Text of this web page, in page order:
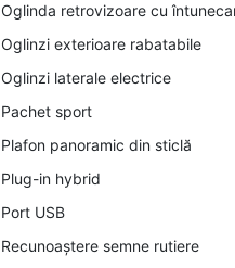
Oglinda retrovizoare cu
Oglinzi exterioare rabatabile
Oglinzi laterale electrice
Pachet sport
Plafon panoramic din sticlă
Plug-in hybrid
Port USB
Recunoaștere semne rutiere